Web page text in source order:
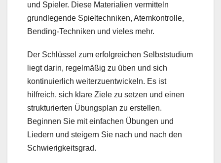
und Spieler. Diese Materialien vermitteln
grundlegende Spieltechniken, Atemkontrolle,
Bending-Techniken und vieles mehr.
Der Schlüssel zum erfolgreichen Selbststudium
liegt darin, regelmäßig zu üben und sich
kontinuierlich weiterzuentwickeln. Es ist
hilfreich, sich klare Ziele zu setzen und einen
strukturierten Übungsplan zu erstellen.
Beginnen Sie mit einfachen Übungen und
Liedern und steigern Sie nach und nach den
Schwierigkeitsgrad.